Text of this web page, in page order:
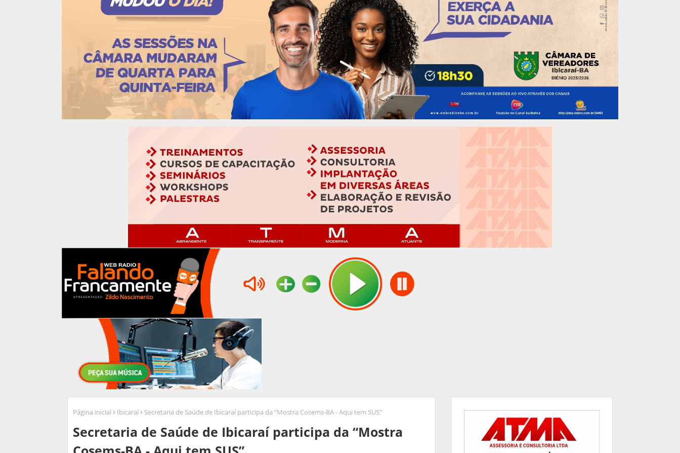
Página inicial Ibicaraí Secretaria de Saúde de Ibicaraí participa da “Mostra Cosems-BA - Aqui tem SUS”
Secretaria de Saúde de Ibicaraí participa da “Mostra